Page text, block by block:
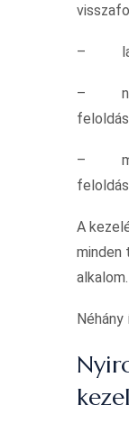
–
–
–
A
minden
alkalom.